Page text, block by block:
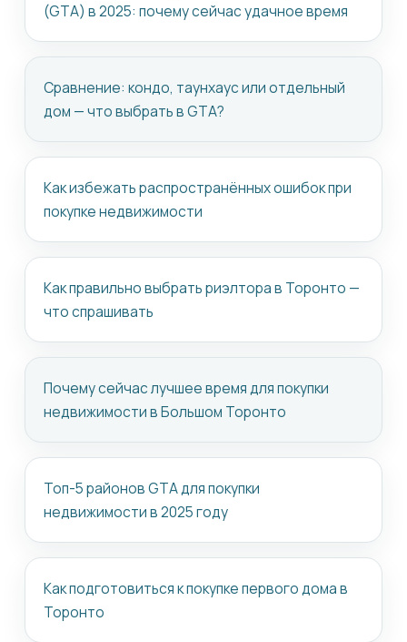
(GTA) в 2025: почему сейчас удачное время
Сравнение: кондо, таунхаус или отдельный
дом — что выбрать в GTA?
Как избежать распространённых ошибок при
покупке недвижимости
Как правильно выбрать риэлтора в Торонто —
что спрашивать
Почему сейчас лучшее время для покупки
недвижимости в Большом Торонто
Топ-5 районов GTA для покупки
недвижимости в 2025 году
Как подготовиться к покупке первого дома в
Торонто